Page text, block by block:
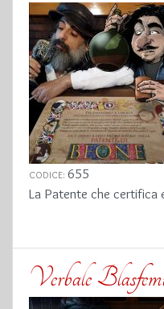
CODICE: 655
La Patente che certifica
Verbale